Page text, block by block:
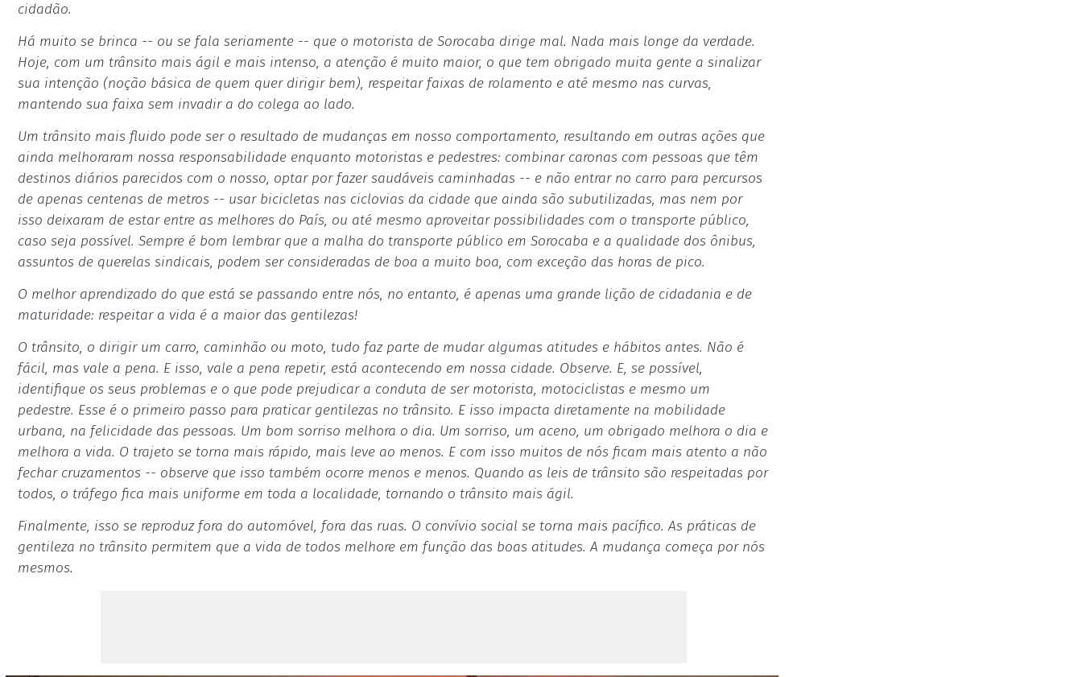
cidadão.
Há muito se brinca -- ou se fala seriamente -- que o motorista de Sorocaba dirige mal. Nada mais longe da verdade.
Hoje, com um trânsito mais ágil e mais intenso, a atenção é muito maior, o que tem obrigado muita gente a sinalizar
sua intenção (noção básica de quem quer dirigir bem), respeitar faixas de rolamento e até mesmo nas curvas,
mantendo sua faixa sem invadir a do colega ao lado.
Um trânsito mais fluido pode ser o resultado de mudanças em nosso comportamento, resultando em outras ações que
ainda melhoraram nossa responsabilidade enquanto motoristas e pedestres: combinar caronas com pessoas que têm
destinos diários parecidos com o nosso, optar por fazer saudáveis caminhadas -- e não entrar no carro para percursos
de apenas centenas de metros -- usar bicicletas nas ciclovias da cidade que ainda são subutilizadas, mas nem por
isso deixaram de estar entre as melhores do País, ou até mesmo aproveitar possibilidades com o transporte público,
caso seja possível. Sempre é bom lembrar que a malha do transporte público em Sorocaba e a qualidade dos ônibus,
assuntos de querelas sindicais, podem ser consideradas de boa a muito boa, com exceção das horas de pico.
O melhor aprendizado do que está se passando entre nós, no entanto, é apenas uma grande lição de cidadania e de
maturidade: respeitar a vida é a maior das gentilezas!
O trânsito, o dirigir um carro, caminhão ou moto, tudo faz parte de mudar algumas atitudes e hábitos antes. Não é
fácil, mas vale a pena. E isso, vale a pena repetir, está acontecendo em nossa cidade. Observe. E, se possível,
identifique os seus problemas e o que pode prejudicar a conduta de ser motorista, motociclistas e mesmo um
pedestre. Esse é o primeiro passo para praticar gentilezas no trânsito. E isso impacta diretamente na mobilidade
urbana, na felicidade das pessoas. Um bom sorriso melhora o dia. Um sorriso, um aceno, um obrigado melhora o dia e
melhora a vida. O trajeto se torna mais rápido, mais leve ao menos. E com isso muitos de nós ficam mais atento a não
fechar cruzamentos -- observe que isso também ocorre menos e menos. Quando as leis de trânsito são respeitadas por
todos, o tráfego fica mais uniforme em toda a localidade, tornando o trânsito mais ágil.
Finalmente, isso se reproduz fora do automóvel, fora das ruas. O convívio social se torna mais pacífico. As práticas de
gentileza no trânsito permitem que a vida de todos melhore em função das boas atitudes. A mudança começa por nós
mesmos.